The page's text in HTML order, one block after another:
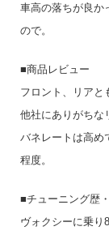
車高の落ちが良か
ので。
■商品レビュー
フロント、リアと
他社にありがちな
バネレートは高め
程度。
■チューニング歴
ヴォクシーに乗り